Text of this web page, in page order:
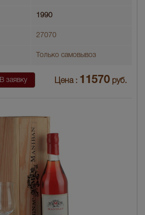
1990
27070
Только самовывоз
В заявку Цена : 11570 руб.